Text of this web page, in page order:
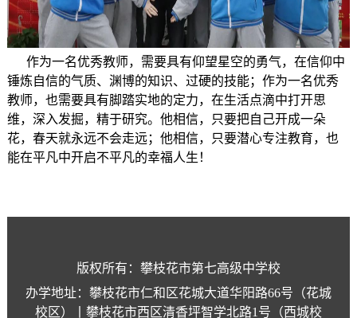
作为一名优秀教师，需要具有仰望星空的勇气，在信仰中
锤炼自信的气质、渊博的知识、过硬的技能；作为一名优秀
教师，也需要具有脚踏实地的定力，在生活点滴中打开思
维，深入发掘，精于研究。他相信，只要把自己开成一朵
花，春天就永远不会走远；他相信，只要潜心专注教育，也
能在平凡中开启不平凡的幸福人生！
版权所有：攀枝花市第七高级中学校
办学地址：攀枝花市仁和区花城大道华阳路66号（花城
校区）丨攀枝花市西区清香坪智学北路1号（西城校